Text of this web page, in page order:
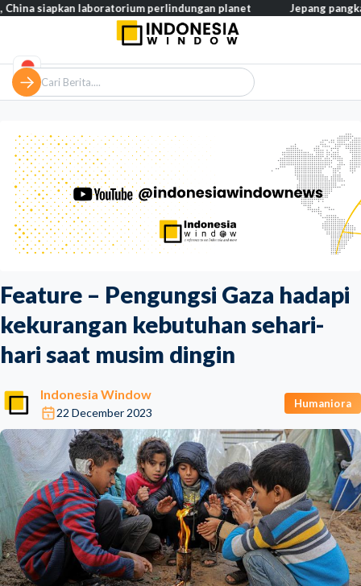
Feature – Pengungsi Gaza hadapi
kekurangan kebutuhan sehari-
hari saat musim dingin
Indonesia Window
22 December 2023
Humaniora
laboratorium perlindungan planet Jepang pangkas pajak